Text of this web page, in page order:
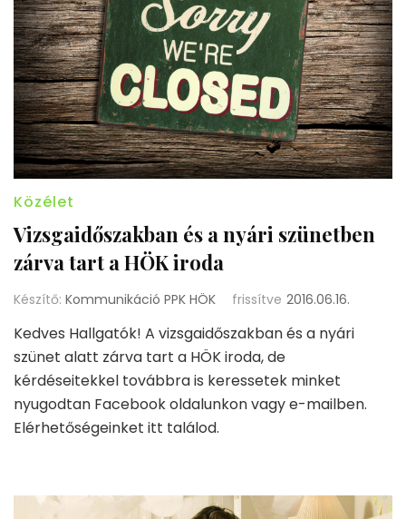
Közélet
Vizsgaidőszakban és a nyári szünetben
zárva tart a HÖK iroda
Készítő: Kommunikáció PPK HÖK frissítve 2016.06.16.
Kedves Hallgatók! A vizsgaidőszakban és a nyári
szünet alatt zárva tart a HÖK iroda, de
kérdéseitekkel továbbra is keressetek minket
nyugodtan Facebook oldalunkon vagy e-mailben.
Elérhetőségeinket itt találod.